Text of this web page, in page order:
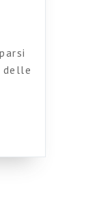
delle